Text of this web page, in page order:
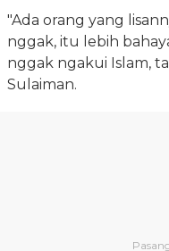
"Ada orang yang
nggak, itu lebih
nggak ngakui Islam,
Sulaiman.